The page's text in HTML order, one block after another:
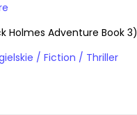
Holmes Adventure Book 3)
Książki obcojęzyczne / angielskie / Fiction / Thriller